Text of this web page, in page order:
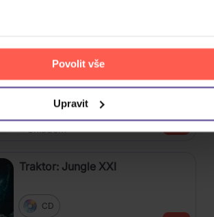
Povolit vše
Upravit
Linkin Park: From Zero (Coloured
Blue Vinyl)
Vinyl
Skladem 589 Kč
Traktor: Jungle XXI
CD